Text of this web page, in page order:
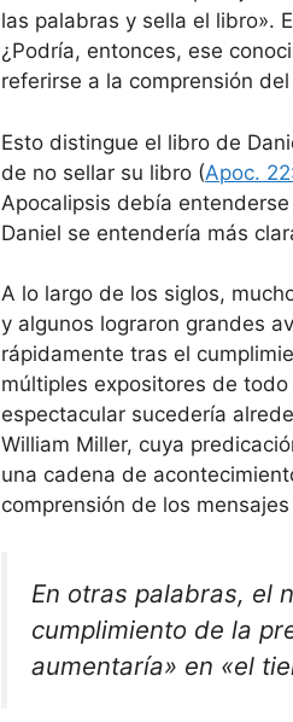
las palabras y sella el libro».
¿Podría, entonces, ese
referirse a la comprensión
Esto distingue el libro de
de no sellar su libro (Apoc.
Apocalipsis debía
Daniel se entendería más
A lo largo de los siglos,
y algunos lograron grandes
rápidamente tras el
múltiples expositores de
espectacular sucedería
William Miller, cuya
una cadena de
comprensión de los
En otras palabras, el
cumplimiento de la
aumentaría» en «el